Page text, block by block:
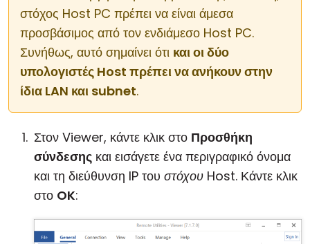
στόχος Host PC πρέπει να είναι άμεσα
προσβάσιμος από τον ενδιάμεσο Host PC.
Συνήθως, αυτό σημαίνει ότι και οι δύο
υπολογιστές Host πρέπει να ανήκουν στην
ίδια LAN και subnet.
Στον Viewer, κάντε κλικ στο Προσθήκη
σύνδεσης και εισάγετε ένα περιγραφικό όνομα
και τη διεύθυνση IP του στόχου Host. Κάντε κλικ
στο OK: